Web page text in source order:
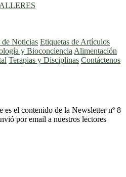
Noticias Etiquetas de Artículos
y Bioconciencia Alimentación
Terapias y Disciplinas Contáctenos
es el contenido de la Newsletter nº 8
por email a nuestros lectores